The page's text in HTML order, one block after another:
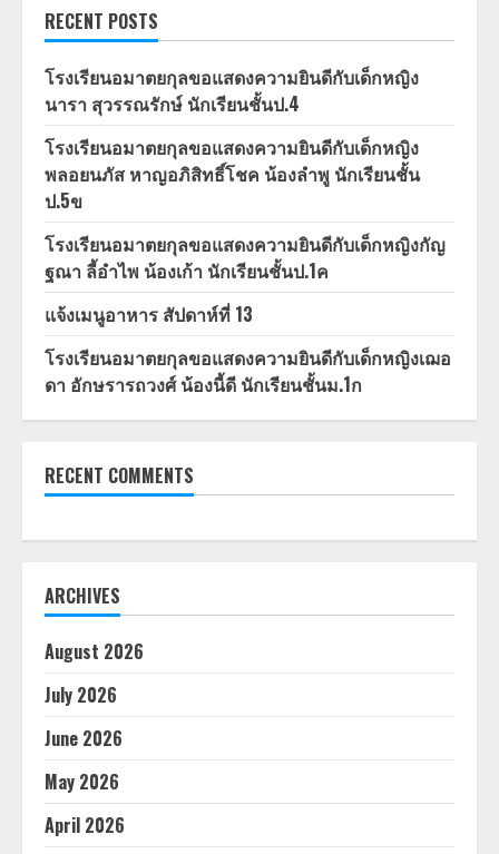
RECENT POSTS
โรงเรียนอมาตยกุลขอแสดงความยินดีกับเด็กหญิง
นารา สุวรรณรักษ์ นักเรียนชั้นป.4
โรงเรียนอมาตยกุลขอแสดงความยินดีกับเด็กหญิง
พลอยนภัส หาญอภิสิทธิ์โชค น้องลำพู นักเรียนชั้น
ป.5ข
โรงเรียนอมาตยกุลขอแสดงความยินดีกับเด็กหญิงกัญ
ฐณา ลี้อำไพ น้องเก้า นักเรียนชั้นป.1ค
แจ้งเมนูอาหาร สัปดาห์ที่ 13
โรงเรียนอมาตยกุลขอแสดงความยินดีกับเด็กหญิงเฌอ
ดา อักษรารถวงศ์ น้องนี้ดี นักเรียนชั้นม.1ก
RECENT COMMENTS
ARCHIVES
August 2026
July 2026
June 2026
May 2026
April 2026